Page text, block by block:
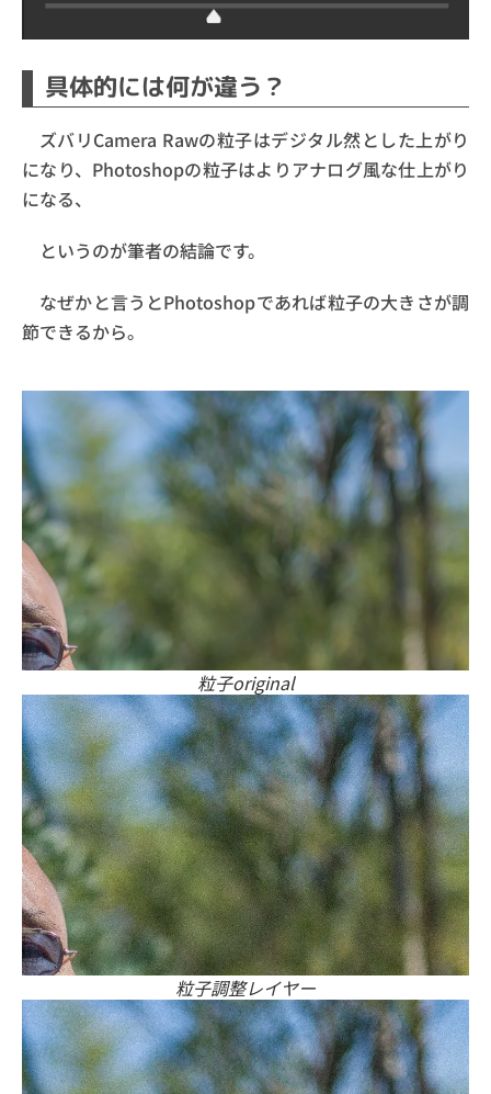
具体的には何が違う？
ズバリCamera Rawの粒子はデジタル然とした上がり
になり、Photoshopの粒子はよりアナログ風な仕上がり
になる、
というのが筆者の結論です。
なぜかと言うとPhotoshopであれば粒子の大きさが調
節できるから。
粒子original
粒子調整レイヤー